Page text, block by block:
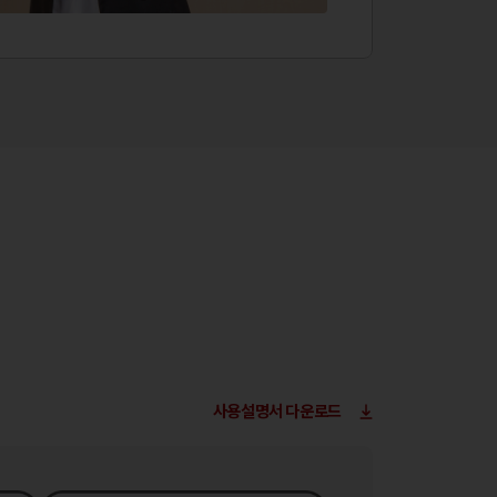
사용설명서 다운로드